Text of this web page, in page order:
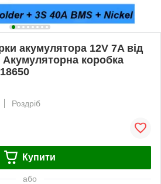
акумулятора 12V 7A від
коробка
Роздріб
Купити
або